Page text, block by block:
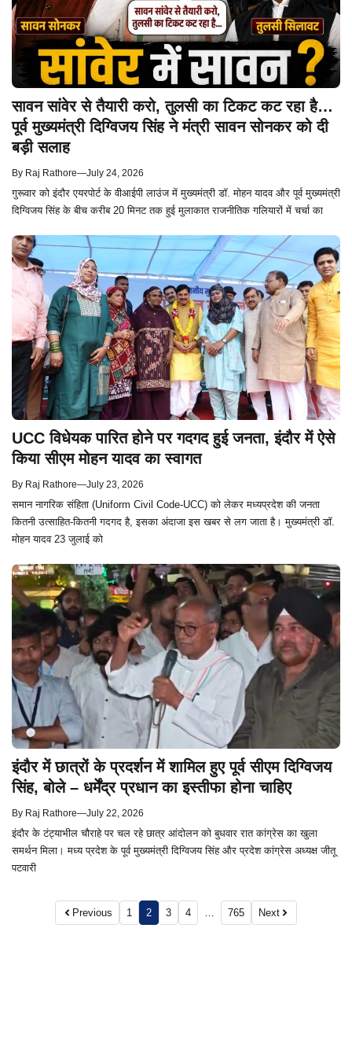
सावन सांवेर से तैयारी करो, तुलसी का टिकट कट रहा है…
पूर्व मुख्यमंत्री दिग्विजय सिंह ने मंत्री सावन सोनकर को दी
बड़ी सलाह
By Raj Rathore—July 24, 2026
गुरूवार को इंदौर एयरपोर्ट के वीआईपी लाउंज में मुख्यमंत्री डॉ. मोहन यादव और पूर्व मुख्यमंत्री
दिग्विजय सिंह के बीच करीब 20 मिनट तक हुई मुलाकात राजनीतिक गलियारों में चर्चा का
UCC विधेयक पारित होने पर गदगद हुई जनता, इंदौर में ऐसे
किया सीएम मोहन यादव का स्वागत
By Raj Rathore—July 23, 2026
समान नागरिक संहिता (Uniform Civil Code-UCC) को लेकर मध्यप्रदेश की जनता
कितनी उत्साहित-कितनी गदगद है, इसका अंदाजा इस खबर से लग जाता है। मुख्यमंत्री डॉ.
मोहन यादव 23 जुलाई को
इंदौर में छात्रों के प्रदर्शन में शामिल हुए पूर्व सीएम दिग्विजय
सिंह, बोले – धर्मेंद्र प्रधान का इस्तीफा होना चाहिए
By Raj Rathore—July 22, 2026
इंदौर के टंट्याभील चौराहे पर चल रहे छात्र आंदोलन को बुधवार रात कांग्रेस का खुला
समर्थन मिला। मध्य प्रदेश के पूर्व मुख्यमंत्री दिग्विजय सिंह और प्रदेश कांग्रेस अध्यक्ष जीतू
पटवारी
Previous 1 2 3 4 765 Next